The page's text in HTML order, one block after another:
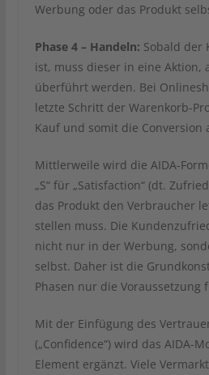
Werbung oder das Produkt
Phase 4 – Handeln: Sobald der
ist, muss dieser in eine Aktion,
überführt werden. Bei
letzte Schritt der Warenkorb-
Kauf und somit die Conversion
Mittlerweile wird die AIDA-
„S“ für „Satisfaction“ (dt.
das Produkt den Verbraucher
stellen muss. Die
nicht nur in der Werbung,
selbst. Daher ist die
Phasen nur die Voraussetzung
Mit der Einfügung des
(„Confidence“) wird das AIDA-
Element ergänzt. Viele